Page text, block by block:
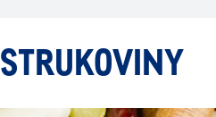
STRUKOVINY